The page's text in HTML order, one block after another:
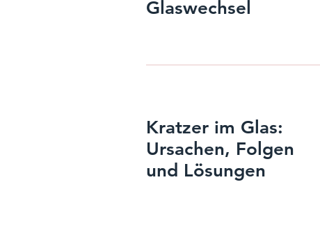
Glaswechsel
Kratzer im Glas:
Ursachen, Folgen
und Lösungen